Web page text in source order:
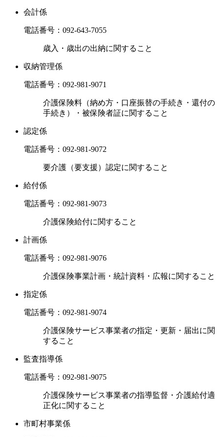
会計係
電話番号： 092-643-7055
歳入・歳出の出納に関すること
収納管理係
電話番号： 092-981-9071
介護保険料（納め方・口座振替の手続き・還付の
手続き）・被保険者証に関すること
認定係
電話番号： 092-981-9072
要介護（要支援）認定に関すること
給付係
電話番号： 092-981-9073
介護保険給付に関すること
計画係
電話番号： 092-981-9076
介護保険事業計画・統計資料・広報に関すること
指定係
電話番号： 092-981-9074
介護保険サービス事業者の指定・更新・届出に関
すること
監査指導係
電話番号： 092-981-9075
介護保険サービス事業者の指導監督・介護給付適
正化に関すること
市町村事業係